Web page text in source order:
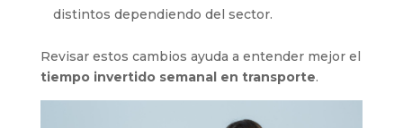
distintos dependiendo del sector.
Revisar estos cambios ayuda a entender mejor el
tiempo invertido semanal en transporte.